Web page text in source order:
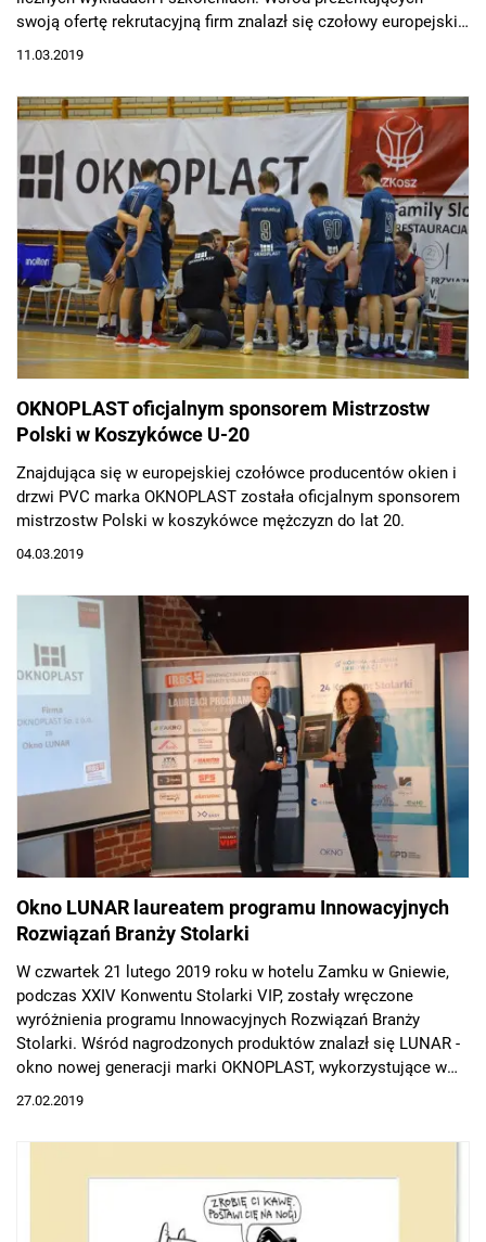
swoją ofertę rekrutacyjną firm znalazł się czołowy europejski
producent okien i drzwi PVC, Grupa OKNOPLAST, która w
pracowników.
11.03.2019
OKNOPLAST oficjalnym sponsorem Mistrzostw
Polski w Koszykówce U-20
Znajdująca się w europejskiej czołówce producentów okien i
drzwi PVC marka OKNOPLAST została oficjalnym sponsorem
mistrzostw Polski w koszykówce mężczyzn do lat 20.
04.03.2019
Okno LUNAR laureatem programu Innowacyjnych
Rozwiązań Branży Stolarki
W czwartek 21 lutego 2019 roku w hotelu Zamku w Gniewie,
podczas XXIV Konwentu Stolarki VIP, zostały wręczone
wyróżnienia programu Innowacyjnych Rozwiązań Branży
Stolarki. Wśród nagrodzonych produktów znalazł się LUNAR -
okno nowej generacji marki OKNOPLAST, wykorzystujące w
27.02.2019